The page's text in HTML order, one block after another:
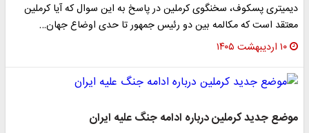
دیمیتری پسکوف، سخنگوی کرملین در پاسخ به این سوال که آیا کرملین
معتقد است که مکالمه بین دو رئیس جمهور تا حدی اوضاع جهان…
۱۰ اردیبهشت ۱۴۰۵
موضع جدید کرملین درباره ادامه جنگ علیه ایران